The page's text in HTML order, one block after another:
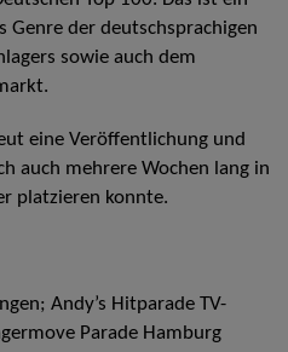
Genre der deutschsprachigen
sowie auch dem
eine Veröffentlichung und
auch mehrere Wochen lang in
platzieren konnte.
Andy’s Hitparade TV-
Parade Hamburg